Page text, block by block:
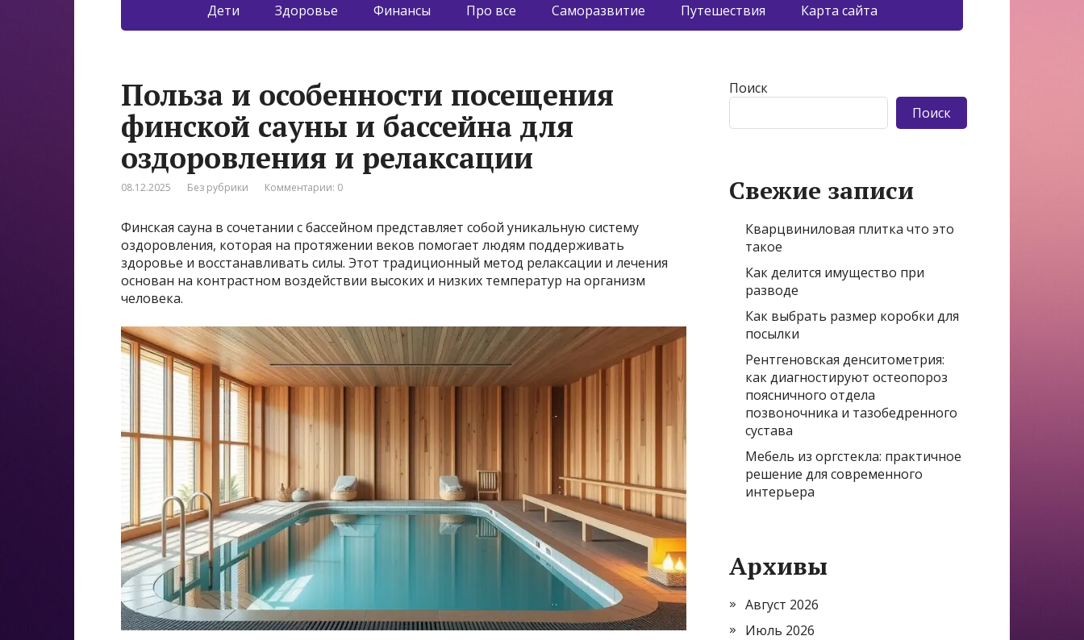
Дети Здоровье Финансы Про все Саморазвитие Путешествия Карта сайта
Польза и особенности посещения
финской сауны и бассейна для
оздоровления и релаксации
08.12.2025 Без рубрики Комментарии: 0
Финская сауна в сочетании с бассейном представляет собой уникальную систему
оздоровления, которая на протяжении веков помогает людям поддерживать
здоровье и восстанавливать силы. Этот традиционный метод релаксации и лечения
основан на контрастном воздействии высоких и низких температур на организм
человека.
Поиск
Поиск
Свежие записи
Кварцвиниловая плитка что это
такое
Как делится имущество при
разводе
Как выбрать размер коробки для
посылки
Рентгеновская денситометрия:
как диагностируют остеопороз
поясничного отдела
позвоночника и тазобедренного
сустава
Мебель из оргстекла: практичное
решение для современного
интерьера
Архивы
Август 2026
Июль 2026